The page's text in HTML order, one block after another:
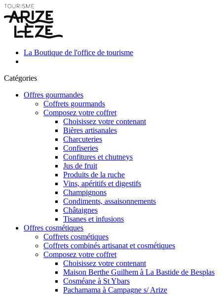
La Boutique de l'office de tourisme
Catégories
Offres gourmandes
Coffrets gourmands
Composez votre coffret
Choisissez votre contenant
Bières artisanales
Charcuteries
Confiseries
Confitures et chutneys
Jus de fruit
Produits de la ruche
Vins, apéritifs et digestifs
Champignons
Condiments, assaisonnements
Châtaignes
Tisanes et infusions
Offres cosmétiques
Coffrets cosmétiques
Coffrets combinés artisanat et cosmétiques
Composez votre coffret
Choisissez votre contenant
Maison Berthe Guilhem à La Bastide de Besplas
Cosméane à St Ybars
Pachamama à Campagne s/ Arize